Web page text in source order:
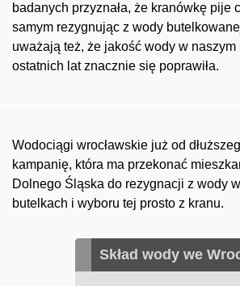
badanych przyznała, że kranówkę pije
samym rezygnując z wody
uważają też, że jakość wody w
ostatnich lat znacznie się poprawiła.
Wodociągi wrocławskie już od
kampanię, która ma przekonać
Dolnego Śląska do rezygnacji z wody
butelkach i wyboru tej prosto z kranu.
Skład wody we